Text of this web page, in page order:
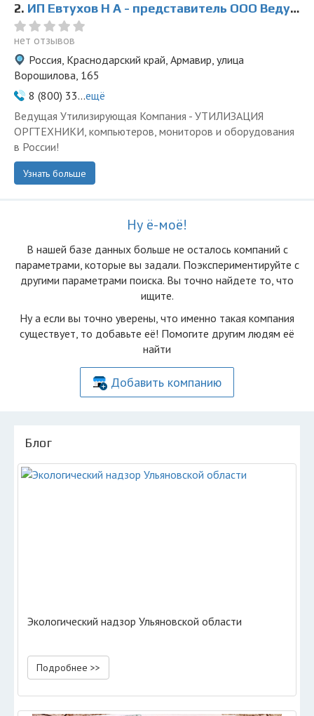
2. ИП Евтухов Н А - представитель ООО Ведущая Утилизирующая Компания
нет отзывов
Россия, Краснодарский край, Армавир, улица
Ворошилова, 165
8 (800) 33...ещё
Ведущая Утилизирующая Компания - УТИЛИЗАЦИЯ
ОРГТЕХНИКИ, компьютеров, мониторов и оборудования
в России!
Узнать больше
Ну ё-моё!
В нашей базе данных больше не осталоcь компаний с
параметрами, которые вы задали. Поэкспериментируйте с
другими параметрами поиска. Вы точно найдете то, что
ищите.
Ну а если вы точно уверены, что именно такая компания
существует, то добавьте её! Помогите другим людям её
найти
Добавить компанию
Блог
Экологический надзор Ульяновской области
Подробнее >>